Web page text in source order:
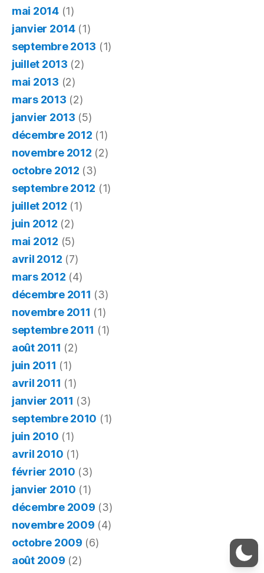
mai 2014(1)
janvier 2014(1)
septembre 2013 (1)
juillet 2013 (2)
mai 2013 (2)
mars 2013 (2)
janvier 2013 (5)
décembre 2012 (1)
novembre 2012 (2)
octobre 2012 (3)
septembre 2012 (1)
juillet 2012 (1)
juin 2012 (2)
mai 2012 (5)
avril 2012 (7)
mars 2012 (4)
décembre 2011 (3)
novembre 2011 (1)
septembre 2011 (1)
août 2011 (2)
juin 2011 (1)
avril 2011 (1)
janvier 2011 (3)
septembre 2010 (1)
juin 2010 (1)
avril 2010 (1)
février 2010 (3)
janvier 2010 (1)
décembre 2009 (3)
novembre 2009 (4)
octobre 2009 (6)
août 2009 (2)